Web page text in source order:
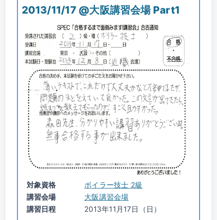
2013/11/17 @大阪講習会場 Part1
対象資格
ボイラー技士 2級
講習会場
大阪講習会場
講習日程
2013年11月17日（日）